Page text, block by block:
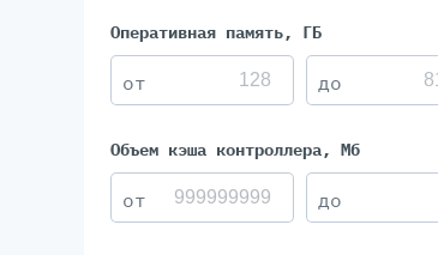
Оперативная память, ГБ
Объем кэша контроллера, Мб